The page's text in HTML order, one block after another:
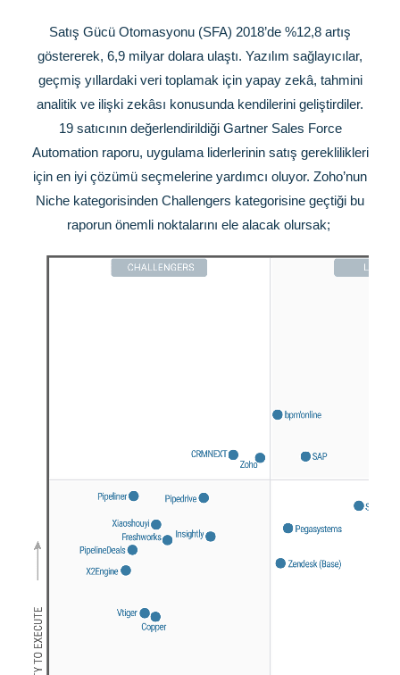
Satış Gücü Otomasyonu (SFA) 2018’de %12,8 artış
göstererek, 6,9 milyar dolara ulaştı. Yazılım sağlayıcılar,
geçmiş yıllardaki veri toplamak için yapay zekâ, tahmini
analitik ve ilişki zekâsı konusunda kendilerini geliştirdiler.
19 satıcının değerlendirildiği Gartner Sales Force
Automation raporu, uygulama liderlerinin satış gereklilikleri
için en iyi çözümü seçmelerine yardımcı oluyor. Zoho’nun
Niche kategorisinden Challengers kategorisine geçtiği bu
raporun önemli noktalarını ele alacak olursak;